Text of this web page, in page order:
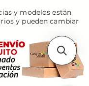
y modelos están
y pueden cambiar